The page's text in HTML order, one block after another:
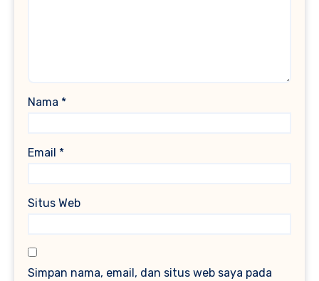
Nama *
Email *
Situs Web
Simpan nama, email, dan situs web saya pada